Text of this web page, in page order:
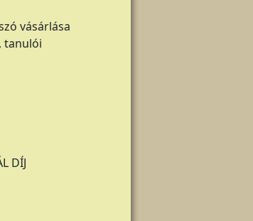
vásárlása
tanulói
DÍJ